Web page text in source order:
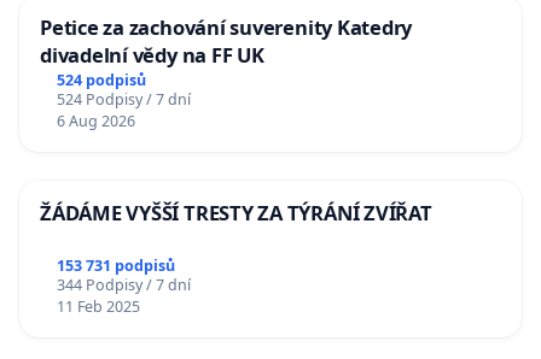
Petice za zachování suverenity Katedry
divadelní vědy na FF UK
524 podpisů
524 Podpisy / 7 dní
6 Aug 2026
ŽÁDÁME VYŠŠÍ TRESTY ZA TÝRÁNÍ ZVÍŘAT
153 731 podpisů
344 Podpisy / 7 dní
11 Feb 2025